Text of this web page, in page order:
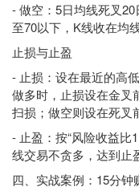
- 做空：5日均线死叉
至70以下，K线收在均
止损与止盈
- 止损：设在最近的高
做多时，止损设在金叉
扫损；做空则设在死叉
- 止盈：按“风险收益比
线交易不贪多，达到止
四、实战案例：15分钟